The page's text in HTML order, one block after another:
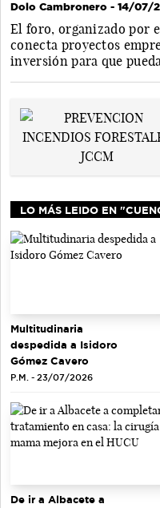
Dolo Cambronero - 14/07/
El foro, organizado por
conecta proyectos
inversión para que
LO MÁS LEIDO EN
Multitudinaria
despedida a Isidoro
Gómez Cavero
P.M. - 23/07/2026
De ir a Albacete a